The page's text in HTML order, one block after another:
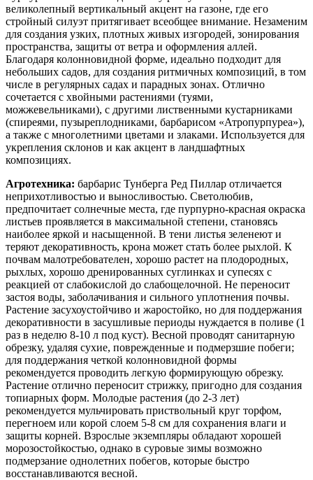
великолепный вертикальный акцент на газоне, где его
стройный силуэт притягивает всеобщее внимание. Незаменим
для создания узких, плотных живых изгородей, зонирования
пространства, защиты от ветра и оформления аллей.
Благодаря колонновидной форме, идеально подходит для
небольших садов, для создания ритмичных композиций, в том
числе в регулярных садах и парадных зонах. Отлично
сочетается с хвойными растениями (туями,
можжевельниками), с другими лиственными кустарниками
(спиреями, пузыреплодниками, барбарисом «Атропурпуреа»),
а также с многолетними цветами и злаками. Используется для
укрепления склонов и как акцент в ландшафтных
композициях.
Агротехника: барбарис Тунберга Ред Пиллар отличается
неприхотливостью и выносливостью. Светолюбив,
предпочитает солнечные места, где пурпурно-красная окраска
листьев проявляется в максимальной степени, становясь
наиболее яркой и насыщенной. В тени листья зеленеют и
теряют декоративность, крона может стать более рыхлой. К
почвам малотребователен, хорошо растет на плодородных,
рыхлых, хорошо дренированных суглинках и супесях с
реакцией от слабокислой до слабощелочной. Не переносит
застоя воды, заболачивания и сильного уплотнения почвы.
Растение засухоустойчиво и жаростойко, но для поддержания
декоративности в засушливые периоды нуждается в поливе (1
раз в неделю 8-10 л под куст). Весной проводят санитарную
обрезку, удаляя сухие, поврежденные и подмерзшие побеги;
для поддержания четкой колонновидной формы
рекомендуется проводить легкую формирующую обрезку.
Растение отлично переносит стрижку, пригодно для создания
топиарных форм. Молодые растения (до 2-3 лет)
рекомендуется мульчировать приствольный круг торфом,
перегноем или корой слоем 5-8 см для сохранения влаги и
защиты корней. Взрослые экземпляры обладают хорошей
морозостойкостью, однако в суровые зимы возможно
подмерзание однолетних побегов, которые быстро
восстанавливаются весной.